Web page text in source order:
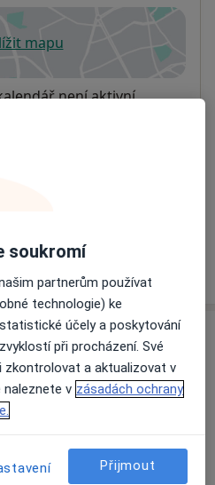
mapu
se otevře v nové záložce
není aktivní
udělat?
návštěvy)
pacienty na pojišťovnu
o adrese
svůj názor
soukromí
partnerům používat
technologie) ke
účely a poskytování
při procházení. Své
zkontrolovat a aktualizovat v
naleznete v zásadách ochrany
Přijmout